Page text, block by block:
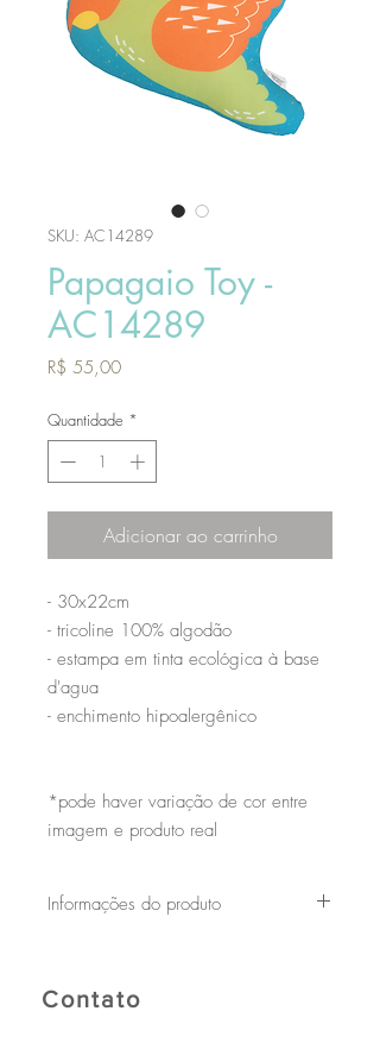
SKU: AC14289
Papagaio Toy -
AC14289
R$ 55,00Preço
Quantidade *
Adicionar ao carrinho
- 30x22cm
- tricoline 100% algodão
- estampa em tinta ecológica à base
d'agua
- enchimento hipoalergênico
*pode haver variação de cor entre
imagem e produto real
Informações do produto
ambiente.
Contato